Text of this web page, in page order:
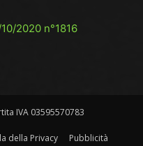
2020 n°1816
IVA 03595570783
della Privacy Pubblicità